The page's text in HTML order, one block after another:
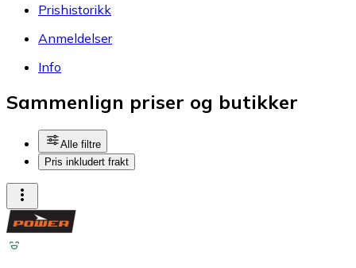
Prishistorikk
Anmeldelser
Info
Sammenlign priser og butikker
Alle filtre
Pris inkludert frakt